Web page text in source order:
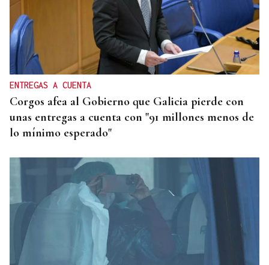
ENTREGAS A CUENTA
Corgos afea al Gobierno que Galicia pierde con
unas entregas a cuenta con "91 millones menos de
lo mínimo esperado"